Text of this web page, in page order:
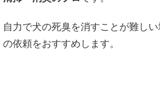
自力で犬の死臭を消すことが難し
の依頼をおすすめします。